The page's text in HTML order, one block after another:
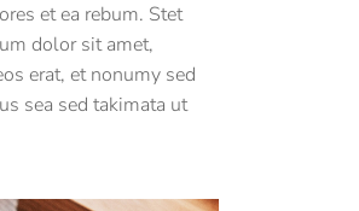
et ea rebum. Stet
dolor sit amet,
erat, et nonumy sed
sea sed takimata ut